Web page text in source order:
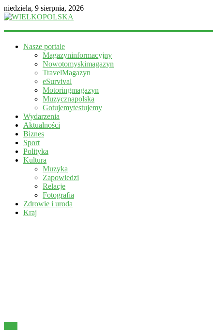
niedziela, 9 sierpnia, 2026
WIELKOPOLSKA
informacyjny
Nasze portale
Magazyninformacyjny
Nowotomyskimagazyn
TravelMagazyn
eSurvival
Motoringmagazyn
Muzycznapolska
Gotujemytestujemy
Wydarzenia
Aktualności
Biznes
Sport
Polityka
Kultura
Muzyka
Zapowiedzi
Relacje
Fotografia
Zdrowie i uroda
Kraj